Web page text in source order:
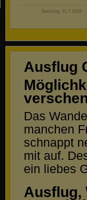
Samstag, 11.7.2026
Ausflug
Das
manchen
schnappt
mit auf.
ein liebes
Ausflug,